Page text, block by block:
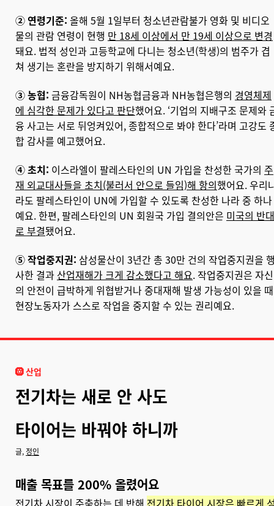
② 연령기준: 올해 5월 1일부터 청소년관람불가 영화 및 비디오
물의 관람 연령이 현행 만 18세 이상에서 만 19세 이상으로 변경
돼요. 법적 성인과 고등학교에 다니는 청소년(학생)의 범주가 겹
쳐 생기는 혼란을 방지하기 위해서예요.
③ 농협: 금융감독원이 NH농협금융과 NH농협은행의 경영체제
에 심각한 문제가 있다고 판단했어요. ‘기업의 지배구조 문제와
융 사고는 서로 뒤엉켜있어, 종합적으로 봐야 한다’라며 고강도
합 감사를 예고했어요.
④ 초치: 이스라엘이 팔레스타인의 UN 가입을 찬성한 국가의 주
재 외교대사들을 초치(불러서 안으로 들임)해 항의했어요. 우리
라도 팔레스타인이 UN에 가입할 수 있도록 찬성한 나라 중 하나
예요. 한편, 팔레스타인의 UN 회원국 가입 결의안은 미국의 반대
로 부결됐어요.
⑤ 작업중지권: 삼성물산이 3년간 총 30만 건의 작업중지권을
사한 결과 산업재해가 크게 감소했다고 해요. 작업중지권은 자신
의 안전이 급박하게 위협받거나 중대재해 발생 가능성이 있을 때
현장노동자가 스스로 작업을 중지할 수 있는 권리예요.
🛞산업
전기차는 새로 안 사도
타이어는 바꿔야 하니까
글,정인
매출 목표를 200% 올렸어요
전기차 시장이 주춤하는 데 반해 전기차 타이어 시장은 빠르게